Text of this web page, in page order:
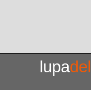
lupadel